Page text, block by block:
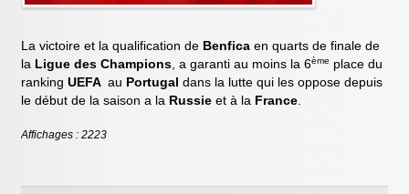
La victoire et la qualification de Benficaen quarts de finale de
laLigue des Champions, a garanti au moins la 6ème place du
rankingUEFAau Portugal dans la lutte qui les oppose depuis
le début de la saison a la Russieet à la France.
Affichages : 2223